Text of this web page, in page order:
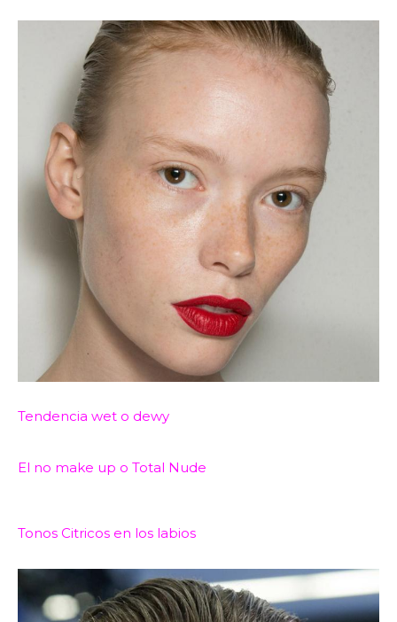
Tendencia wet o dewy
El no make up o Total Nude
Tonos Citricos en los labios